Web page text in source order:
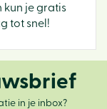
kun je gratis
tot snel!
in je inbox?